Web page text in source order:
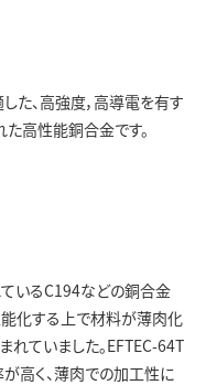
文(簡体)
ニュース
た、高強度，高導電を有す
高性能銅合金です。
ているC194などの銅合金
能化する上で材料が薄肉化
れていました。EFTEC-64T
高く、薄肉での加工性に